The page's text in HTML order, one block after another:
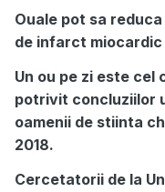
Ouale pot sa
de infarct miocardic
Un ou pe zi este
potrivit concluziilor
oamenii de stiinta
2018.
Cercetatorii de la